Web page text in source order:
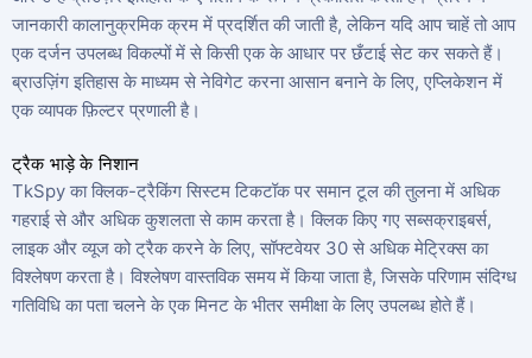
जानकारी कालानुक्रमिक क्रम में प्रदर्शित की जाती है, लेकिन यदि आप चाहें तो आप
एक दर्जन उपलब्ध विकल्पों में से किसी एक के आधार पर छँटाई सेट कर सकते हैं।
ब्राउज़िंग इतिहास के माध्यम से नेविगेट करना आसान बनाने के लिए, एप्लिकेशन में
एक व्यापक फ़िल्टर प्रणाली है।
ट्रैक भाड़े के निशान
TkSpy का क्लिक-ट्रैकिंग सिस्टम टिकटॉक पर समान टूल की तुलना में अधिक
गहराई से और अधिक कुशलता से काम करता है। क्लिक किए गए सब्सक्राइबर्स,
लाइक और व्यूज को ट्रैक करने के लिए, सॉफ्टवेयर 30 से अधिक मेट्रिक्स का
विश्लेषण करता है। विश्लेषण वास्तविक समय में किया जाता है, जिसके परिणाम संदिग्ध
गतिविधि का पता चलने के एक मिनट के भीतर समीक्षा के लिए उपलब्ध होते हैं।